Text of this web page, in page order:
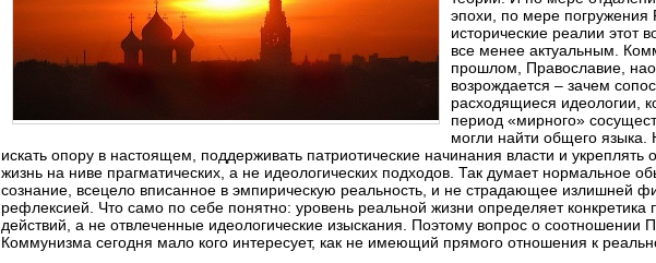
эпохи, по мере погружения
исторические реалии этот
все менее актуальным.
прошлом, Православие,
возрождается – зачем
расходящиеся идеологии,
период «мирного»
могли найти общего языка.
искать опору в настоящем, поддерживать патриотические начинания власти и укреплять
жизнь на ниве прагматических, а не идеологических подходов. Так думает нормальное
сознание, всецело вписанное в эмпирическую реальность, и не страдающее излишней
рефлексией. Что само по себе понятно: уровень реальной жизни определяет конкретика
действий, а не отвлеченные идеологические изыскания. Поэтому вопрос о соотношении
Коммунизма сегодня мало кого интересует, как не имеющий прямого отношения к